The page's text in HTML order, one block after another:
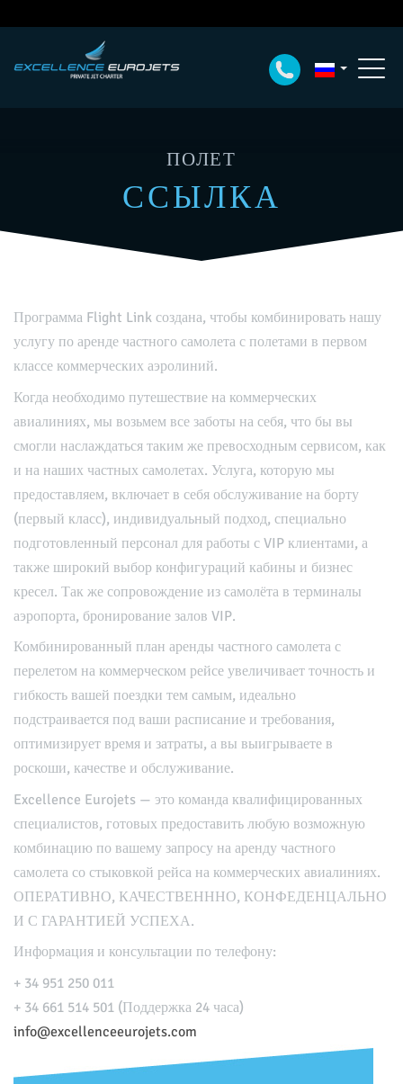
ПОЛЕТ
ССЫЛКА
Программа Flight Link создана, чтобы комбинировать нашу
услугу по аренде частного самолета с полетами в первом
классе коммерческих аэролиний.
Когда необходимо путешествие на коммерческих
авиалиниях, мы возьмем все заботы на себя, что бы вы
смогли наслаждаться таким же превосходным сервисом, как
и на наших частных самолетах. Услуга, которую мы
предоставляем, включает в себя обслуживание на борту
(первый класс), индивидуальный подход, специально
подготовленный персонал для работы с VIP клиентами, а
также широкий выбор конфигураций кабины и бизнес
кресел. Так же сопровождение из самолёта в терминалы
аэропорта, бронирование залов VIP.
Комбинированный план аренды частного самолета с
перелетом на коммерческом рейсе увеличивает точность и
гибкость вашей поездки тем самым, идеально
подстраивается под ваши расписание и требования,
оптимизирует время и затраты, а вы выигрываете в
роскоши, качестве и обслуживание.
Excellence Eurojets — это команда квалифицированных
специалистов, готовых предоставить любую возможную
комбинацию по вашему запросу на аренду частного
самолета со стыковкой рейса на коммерческих авиалиниях.
ОПЕРАТИВНО, КАЧЕСТВЕНННО, КОНФЕДЕНЦАЛЬНО
И С ГАРАНТИЕЙ УСПЕХА.
Информация и консультации по телефону:
+ 34 951 250 011
+ 34 661 514 501 (Поддержка 24 часа)
info@excellenceeurojets.com